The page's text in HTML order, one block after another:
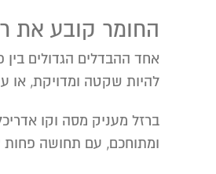
החומר קובע את
אחד ההבדלים הגדולים
להיות שקטה ומדויקת, או
ברזל מעניק מסה וקו
ומתוחכם, עם תחושה פחות